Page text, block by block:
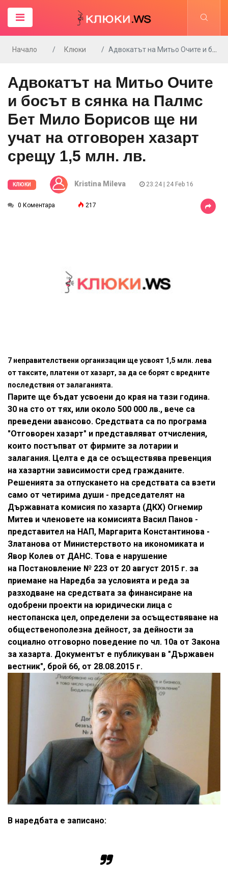
Начало Клюки Адвокатът на Митьо Очите и босът в сянка на Палмс Бет Мило Борисов ще ни учат на отговорен хазарт срещу 1,5 млн. лв.
Адвокатът на Митьо Очите
и босът в сянка на Палмс
Бет Мило Борисов ще ни
учат на отговорен хазарт
срещу 1,5 млн. лв.
КЛЮКИ Kristina Mileva 23:24 | 24 Feb 16
0 Коментара 217
7 неправителствени организации ще усвоят 1,5 млн. лева
от таксите, платени от хазарт, за да се борят с вредните
последствия от залаганията.
Парите ще бъдат усвоени до края на тази година.
30 на сто от тях, или около 500 000 лв., вече са
преведени авансово. Средствата са по програма
"Отговорен хазарт" и представляват отчисления,
които постъпват от фирмите за лотарии и
залагания. Целта е да се осъществява превенция
на хазартни зависимости сред гражданите.
Решенията за отпускането на средствата са взети
само от четирима души - председателят на
Държавната комисия по хазарта (ДКХ) Огнемир
Митев и членовете на комисията Васил Панов -
представител на НАП, Маргарита Константинова -
Златанова от Министерството на икономиката и
Явор Колев от ДАНС. Това е нарушение
на Постановление № 223 от 20 август 2015 г. за
приемане на Наредба за условията и реда за
разходване на средствата за финансиране на
одобрени проекти на юридически лица с
нестопанска цел, определени за осъществяване на
общественополезна дейност, за дейности за
социално отговорно поведение по чл. 10а от Закона
за хазарта. Документът е публикуван в "Държавен
вестник", брой 66, от 28.08.2015 г.
В наредбата е записано: